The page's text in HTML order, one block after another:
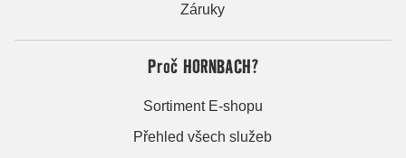
Záruky
Proč HORNBACH?
Sortiment E-shopu
Přehled všech služeb